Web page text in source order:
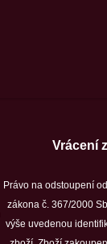
Vrácení
Právo na odstoupení
zákona č. 367/2000
výše uvedenou